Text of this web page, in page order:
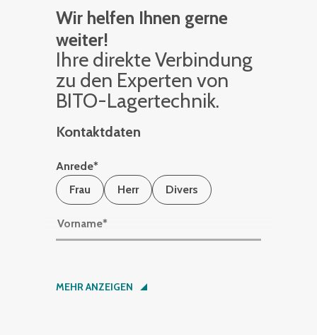
Wir helfen Ihnen gerne
weiter!
Ihre di­rek­te Ver­bin­dung
zu den Ex­per­ten von
BITO-La­ger­tech­nik.
Kontaktdaten
Anrede*
Frau
Herr Divers
Vorname*
Nachname*
MEHR ANZEIGEN